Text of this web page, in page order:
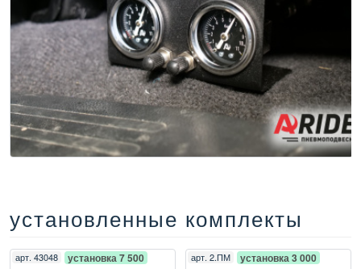
установленные комплекты
арт. 43048 установка 7 500 арт. 2.ПМ установка 3 000